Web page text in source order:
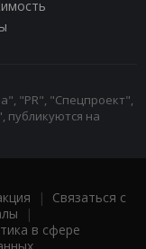
"PR", "Спецпроект",
публикуются на
| Связаться с
|
в сфере